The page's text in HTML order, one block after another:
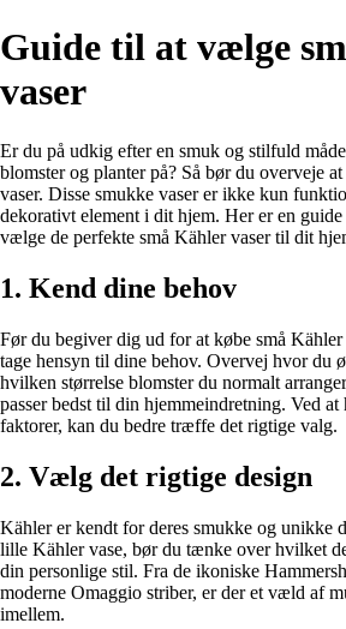
Guide til at vælge
vaser
Er du på udkig efter en smuk og stilfuld
blomster og planter på? Så bør du overveje
vaser. Disse smukke vaser er ikke kun
dekorativt element i dit hjem. Her er en
vælge de perfekte små Kähler vaser til dit
1. Kend dine behov
Før du begiver dig ud for at købe små
tage hensyn til dine behov. Overvej hvor du
hvilken størrelse blomster du normalt
passer bedst til din hjemmeindretning. Ved at
faktorer, kan du bedre træffe det rigtige valg.
2. Vælg det rigtige design
Kähler er kendt for deres smukke og unikke
lille Kähler vase, bør du tænke over hvilket
din personlige stil. Fra de ikoniske
moderne Omaggio striber, er der et væld af
imellem.